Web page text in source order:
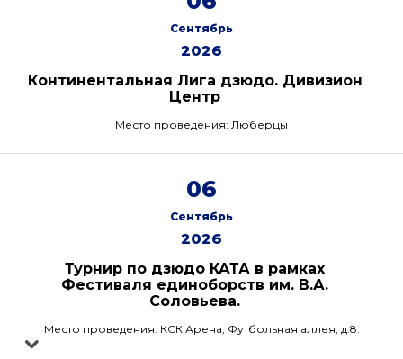
Сентябрь
2026
Континентальная Лига дзюдо. Дивизион
Центр
Место проведения: Люберцы
06
Сентябрь
2026
Турнир по дзюдо КАТА в рамках
Фестиваля единоборств им. В.А.
Соловьева.
Место проведения: КСК Арена, Футбольная аллея, д.8.